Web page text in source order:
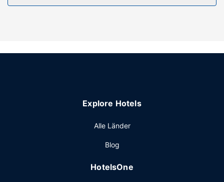
Du kannst aber auch den schönen Ausblick von folgendem
Zeiten beachten). Lass deinen Tag bei einem Drink an der
Sonstige Einrichtungen
Zum Angebot gehören ein Limousinenservice, ein PC-
Veranstaltung in Rom planst, ist dieses Hotel eine gute
Explore Hotels
Alle Länder
Blog
HotelsOne